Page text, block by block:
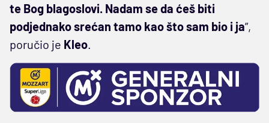
te Bog blagoslovi. Nadam se da ćeš biti
podjednako srećan tamo kao što sam bio i ja”,
poručio je Kleo.